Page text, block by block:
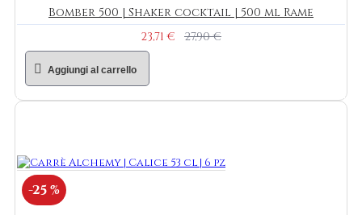
Bomber 500 | Shaker cocktail | 500 ml Rame
23,71 €
27,90 €
Aggiungi al carrello
-25 %